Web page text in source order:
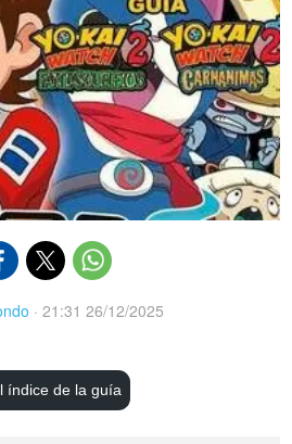
· 21:31 26/12/2025
índice de la guía